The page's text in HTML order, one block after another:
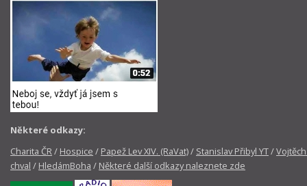
Některé odkazy:
Charita ČR/ Hospice / Papež Lev XIV. (RaVat)/ Stanislav Přibyl YT/
chval / HledámBoha / Některé další odkazy naleznete zde